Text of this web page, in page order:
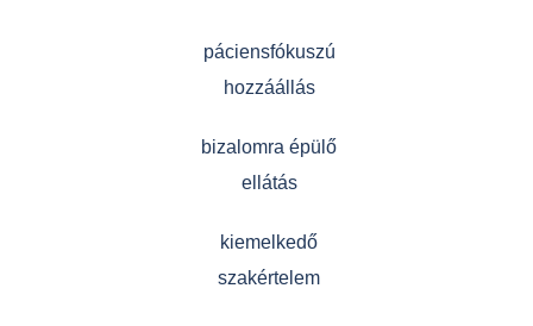
páciensfókuszú
hozzáállás
bizalomra épülő
ellátás
kiemelkedő
szakértelem